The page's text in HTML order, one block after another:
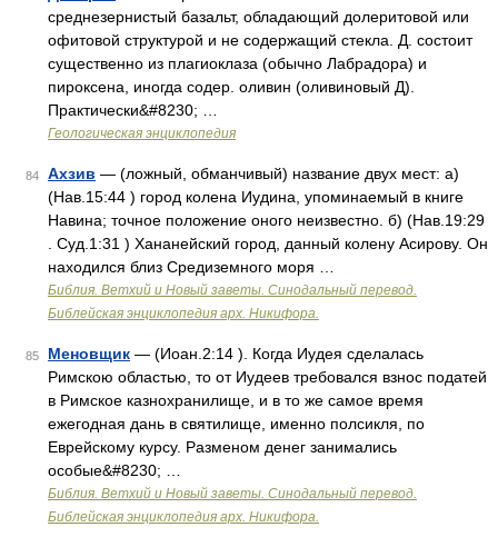
среднезернистый базальт, обладающий долеритовой или
офитовой структурой и не содержащий стекла. Д. состоит
существенно из плагиоклаза (обычно Лабрадора) и
пироксена, иногда содер. оливин (оливиновый Д).
Практически&#8230; …
Геологическая энциклопедия
84 Ахзив — (ложный, обманчивый) название двух мест: а)
(Нав.15:44 ) город колена Иудина, упоминаемый в книге
Навина; точное положение оного неизвестно. б) (Нав.19:29
. Суд.1:31 ) Хананейский город, данный колену Асирову. Он
находился близ Средиземного моря …
Библия. Ветхий и Новый заветы. Синодальный перевод.
Библейская энциклопедия арх. Никифора.
85 Меновщик — (Иоан.2:14 ). Когда Иудея сделалась
Римскою областью, то от Иудеев требовался взнос податей
в Римское казнохранилище, и в то же самое время
ежегодная дань в святилище, именно полсикля, по
Еврейскому курсу. Разменом денег занимались
особые&#8230; …
Библия. Ветхий и Новый заветы. Синодальный перевод.
Библейская энциклопедия арх. Никифора.